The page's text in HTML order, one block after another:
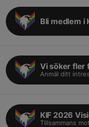
Bli medlem i
Vi söker fler
Anmäl ditt
KIF 2026
Tillsammans